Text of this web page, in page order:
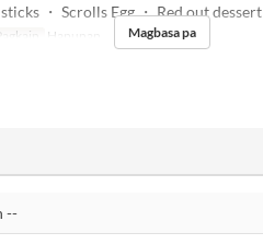
・ Scrolls Egg ・ Red out dessert
Hapunan Magbasa pa